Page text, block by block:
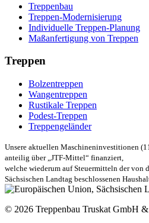
Treppenbau
Treppen-Modernisierung
Individuelle Treppen-Planung
Maßanfertigung von Treppen
Treppen
Bolzentreppen
Wangentreppen
Rustikale Treppen
Podest-Treppen
Treppengeländer
Unsere aktuellen Maschineninvestitionen
anteilig über „JTF-Mittel“ finanziert,
welche wiederum auf Steuermitteln der von
Sächsischen Landtag beschlossenen
© 2026 Treppenbau Truskat GmbH